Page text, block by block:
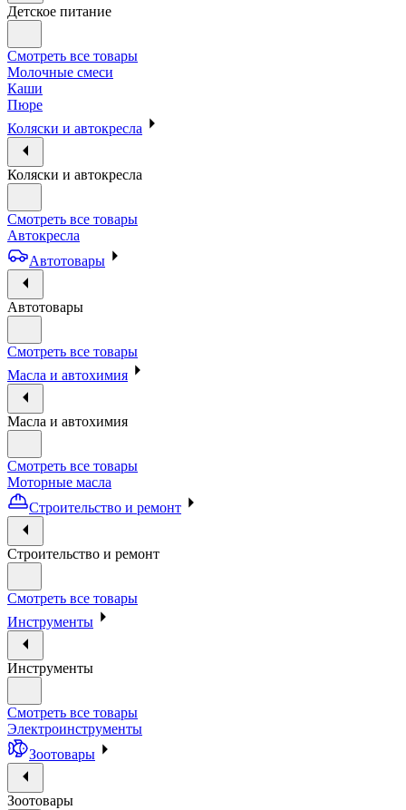
Детское питание
Смотреть все товары
Молочные смеси
Каши
Пюре
Коляски и автокресла
Коляски и автокресла
Смотреть все товары
Автокресла
Автотовары
Автотовары
Смотреть все товары
Масла и автохимия
Масла и автохимия
Смотреть все товары
Моторные масла
Строительство и ремонт
Строительство и ремонт
Смотреть все товары
Инструменты
Инструменты
Смотреть все товары
Электроинструменты
Зоотовары
Зоотовары